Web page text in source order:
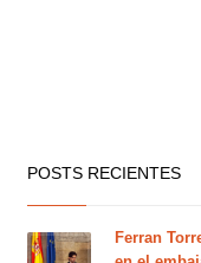
POSTS RECIENTES
Ferran